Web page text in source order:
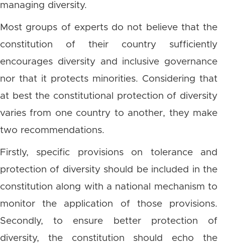
managing diversity.
Most groups of experts do not believe that the
constitution of their country sufficiently
encourages diversity and inclusive governance
nor that it protects minorities. Considering that
at best the constitutional protection of diversity
varies from one country to another, they make
two recommendations.
Firstly, specific provisions on tolerance and
protection of diversity should be included in the
constitution along with a national mechanism to
monitor the application of those provisions.
Secondly, to ensure better protection of
diversity, the constitution should echo the